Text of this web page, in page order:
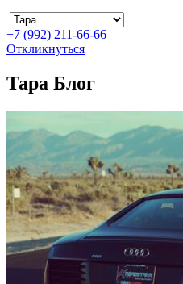
+7 (992) 211-66-66
Откликнуться
Тара Блог